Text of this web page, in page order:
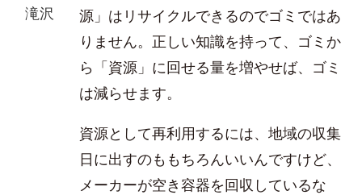
滝沢
源」はリサイクルできるのでゴミではあ
りません。正しい知識を持って、ゴミか
ら「資源」に回せる量を増やせば、ゴミ
は減らせます。
資源として再利用するには、地域の収集
日に出すのももちろんいいんですけど、
メーカーが空き容器を回収しているな